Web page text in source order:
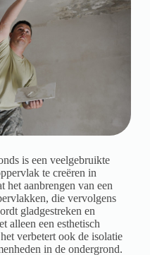
is een veelgebruikte
te creëren in
het aanbrengen van een
die vervolgens
gladgestreken en
alleen een esthetisch
verbetert ook de isolatie
in de ondergrond.